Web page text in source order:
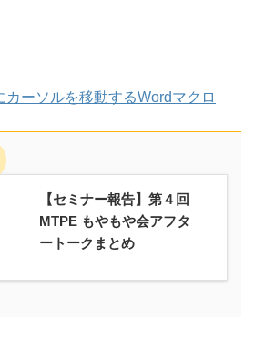
カーソルを移動するWordマクロ
【セミナー報告】第４回
MTPE もやもや会アフタ
ートークまとめ